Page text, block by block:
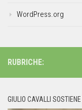
WordPress.org
RUBRICHE:
GIULIO CAVALLI